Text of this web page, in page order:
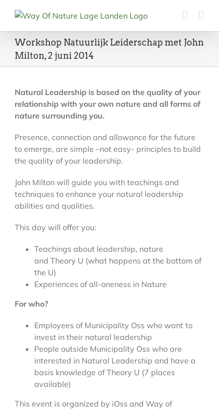
naar
inhoud
Workshop Natuurlijk Leiderschap met John
Milton, 2 juni 2014
Natural Leadership is based on the quality of your
relationship with your own nature and all forms of
nature surrounding you.
Presence, connection and allowance for the future
to emerge, are simple –not easy- principles to build
the quality of your leadership.
John Milton will guide you with teachings and
techniques to enhance your natural leadership
abilities and qualities.
This day will offer you:
Teachings about leadership, nature
and Theory U (what happens at the bottom of
the U)
Experiences of all-oneness in Nature
For who?
Employees of Municipality Oss who want to
invest in their natural leadership
People outside Municipality Oss who are
interested in Natural Leadership and have a
basis knowledge of Theory U (7 places
available)
This event is organized by iOss and Way of